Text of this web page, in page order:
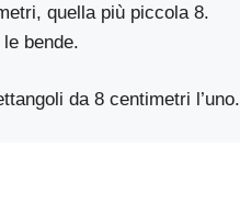
quella più piccola 8.
bende.
da 8 centimetri l’uno.